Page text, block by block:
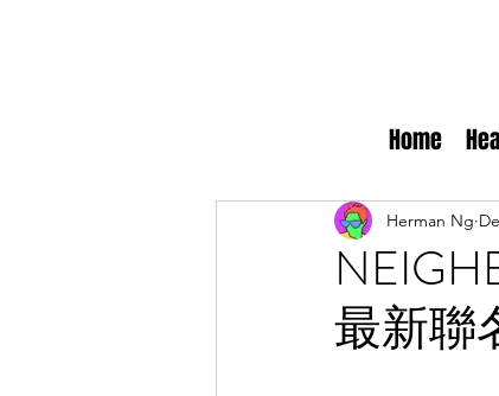
Home
最新聯
Herman Ng